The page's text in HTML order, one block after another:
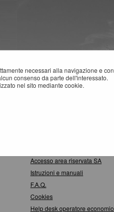
necessari alla navigazione e
consenso da parte dell'interessato.
nel sito mediante cookie.
Accesso area riservata SA
Istruzioni e manuali
F.A.Q.
Cookies
Help desk operatore